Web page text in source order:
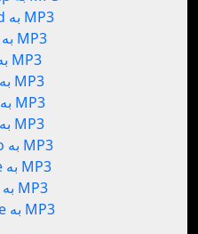
Mixcloud به MP3
Spotify به MP3
Flickr به MP3
Ok.Ru به MP3
Weibo به MP3
Youku به MP3
Niconico به MP3
Bitchute به MP3
Rutube به MP3
Peertube به MP3